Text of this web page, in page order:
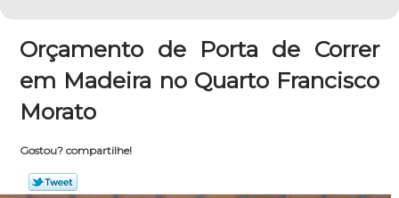
Orçamento de Porta de Correr
em Madeira no Quarto Francisco
Morato
Gostou? compartilhe!